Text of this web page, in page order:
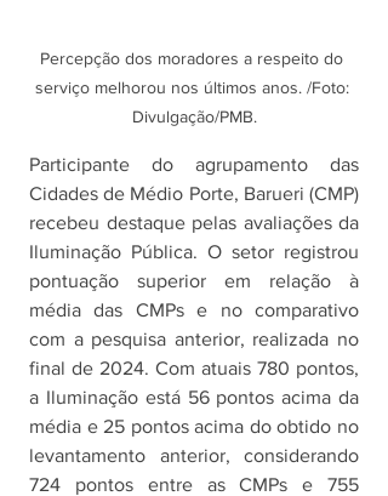
Percepção dos moradores a respeito do
serviço melhorou nos últimos anos. /Foto:
Divulgação/PMB.
Participante do agrupamento das
Cidades de Médio Porte, Barueri (CMP)
recebeu destaque pelas avaliações da
Iluminação Pública. O setor registrou
pontuação superior em relação à
média das CMPs e no comparativo
com a pesquisa anterior, realizada no
final de 2024. Com atuais 780 pontos,
a Iluminação está 56 pontos acima da
média e 25 pontos acima do obtido no
levantamento anterior, considerando
724 pontos entre as CMPs e 755